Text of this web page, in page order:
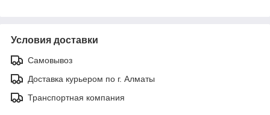
Условия доставки
Самовывоз
Доставка курьером по г. Алматы
Транспортная компания